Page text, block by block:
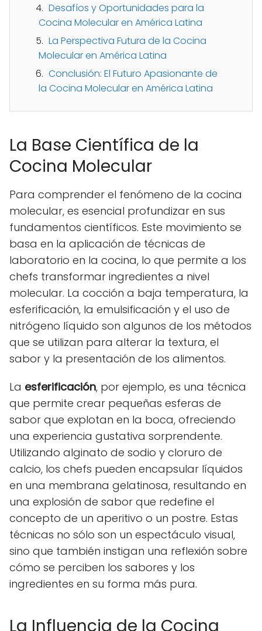
Desafíos y Oportunidades para la
Cocina Molecular en América Latina
La Perspectiva Futura de la Cocina
Molecular en América Latina
Conclusión: El Futuro Apasionante de
la Cocina Molecular en América Latina
La Base Científica de la
Cocina Molecular
Para comprender el fenómeno de la cocina
molecular, es esencial profundizar en sus
fundamentos científicos. Este movimiento se
basa en la aplicación de técnicas de
laboratorio en la cocina, lo que permite a los
chefs transformar ingredientes a nivel
molecular. La cocción a baja temperatura, la
esferificación, la emulsificación y el uso de
nitrógeno líquido son algunos de los métodos
que se utilizan para alterar la textura, el
sabor y la presentación de los alimentos.
La esferificación, por ejemplo, es una técnica
que permite crear pequeñas esferas de
sabor que explotan en la boca, ofreciendo
una experiencia gustativa sorprendente.
Utilizando alginato de sodio y cloruro de
calcio, los chefs pueden encapsular líquidos
en una membrana gelatinosa, resultando en
una explosión de sabor que redefine el
concepto de un aperitivo o un postre. Estas
técnicas no sólo son un espectáculo visual,
sino que también instigan una reflexión sobre
cómo se perciben los sabores y los
ingredientes en su forma más pura.
La Influencia de la Cocina